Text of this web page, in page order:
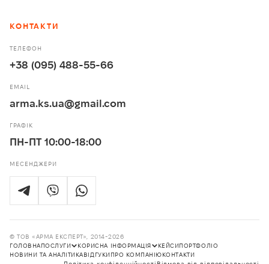
КОНТАКТИ
ТЕЛЕФОН
+38 (095) 488-55-66
EMAIL
arma.ks.ua@gmail.com
ГРАФІК
ПН-ПТ 10:00-18:00
МЕСЕНДЖЕРИ
© ТОВ «АРМА ЕКСПЕРТ», 2014-2026
ГОЛОВНАПОСЛУГИ КОРИСНА ІНФОРМАЦІЯ КЕЙСИПОРТФОЛІО
НОВИНИ ТА АНАЛІТИКАВІДГУКИПРО КОМПАНІЮКОНТАКТИ